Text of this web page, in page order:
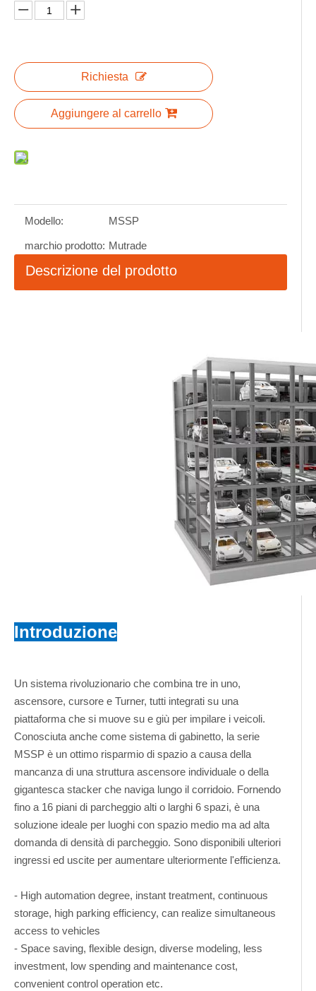
Richiesta
Aggiungere al carrello
Modello: MSSP
marchio prodotto: Mutrade
Descrizione del prodotto
Introduzione
Un sistema rivoluzionario che combina tre in uno,
ascensore, cursore e Turner, tutti integrati su una
piattaforma che si muove su e giù per impilare i veicoli.
Conosciuta anche come sistema di gabinetto, la serie
MSSP è un ottimo risparmio di spazio a causa della
mancanza di una struttura ascensore individuale o della
gigantesca stacker che naviga lungo il corridoio. Fornendo
fino a 16 piani di parcheggio alti o larghi 6 spazi, è una
soluzione ideale per luoghi con spazio medio ma ad alta
domanda di densità di parcheggio. Sono disponibili ulteriori
ingressi ed uscite per aumentare ulteriormente l'efficienza.
- High automation degree, instant treatment, continuous
storage, high parking efficiency, can realize simultaneous
access to vehicles
- Space saving, flexible design, diverse modeling, less
investment, low spending and maintenance cost,
convenient control operation etc.